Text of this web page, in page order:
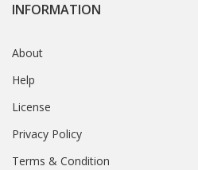
INFORMATION
About
Help
License
Privacy Policy
Terms & Condition